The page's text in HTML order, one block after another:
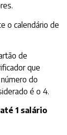
o calendário de
de
que
do
é o 4.
1 salário